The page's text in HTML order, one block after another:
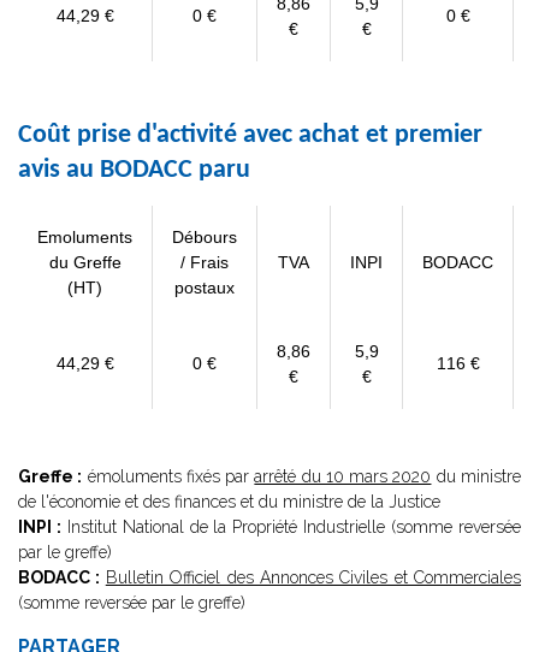
44,29 € 0 €
€
€
0 €
Coût prise d'activité avec achat et premier
avis au BODACC paru
Emoluments
du Greffe
(HT)
Débours
/ Frais
postaux
TVA INPI BODACC
44,29 € 0 €
8,86
€
5,9
€
116 €
Greffe : émoluments fixés pararrêté du 10 mars 2020 du ministre
de l'économie et des finances et du ministre de la Justice
INPI : Institut National de la Propriété Industrielle (somme reversée
par le greffe)
BODACC : Bulletin Officiel des Annonces Civiles et Commerciales
(somme reversée par le greffe)
PARTAGER